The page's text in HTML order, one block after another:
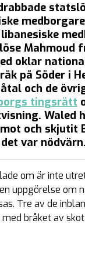
Mahmoud
oklar
på Söder i
och de
tingsrätt
Waled
och skjutit
var nödvärn.
om är inte
uppgörelse om
Tre av de
bråket av